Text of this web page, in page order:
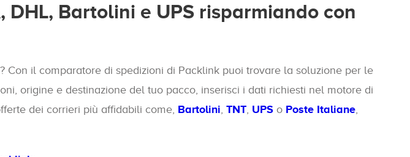
Bartolini e UPS risparmiando con
il comparatore di spedizioni di Packlink puoi trovare la soluzione per le
origine e destinazione del tuo pacco, inserisci i dati richiesti nel motore di
dei corrieri più affidabili come, Bartolini, TNT, UPS o Poste Italiane,